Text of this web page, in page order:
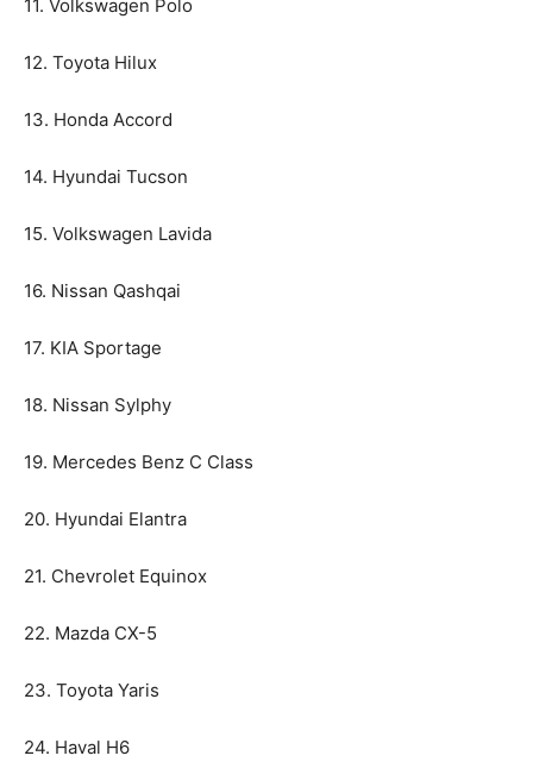
11. Volkswagen Polo
12. Toyota Hilux
13. Honda Accord
14. Hyundai Tucson
15. Volkswagen Lavida
16. Nissan Qashqai
17. KIA Sportage
18. Nissan Sylphy
19. Mercedes Benz C Class
20. Hyundai Elantra
21. Chevrolet Equinox
22. Mazda CX-5
23. Toyota Yaris
24. Haval H6